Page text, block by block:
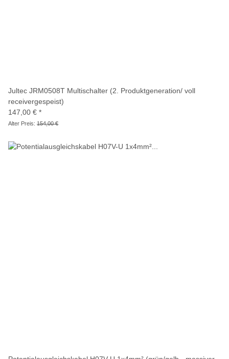
Jultec JRM0508T Multischalter (2. Produktgeneration/ voll
receivergespeist)
147,00 € *
Alter Preis: 154,00 €